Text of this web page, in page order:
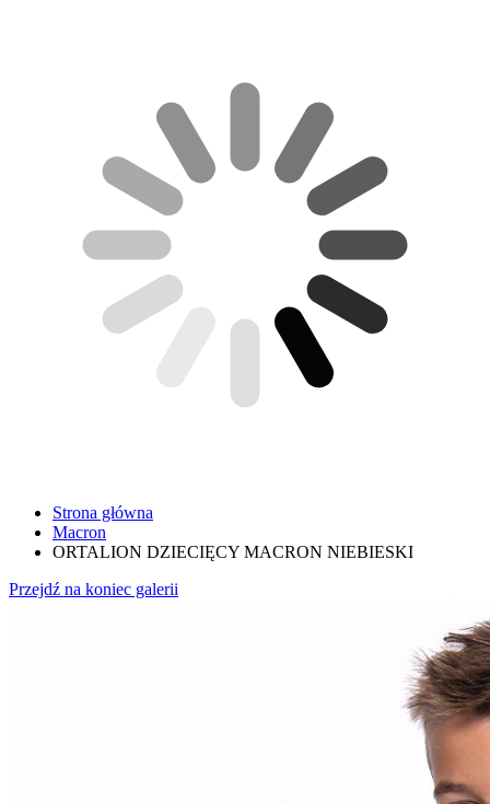
Strona główna
Macron
ORTALION DZIECIĘCY MACRON NIEBIESKI
Przejdź na koniec galerii